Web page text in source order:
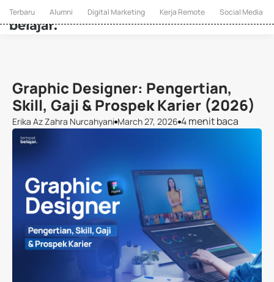
Terbaru Alumni Digital Marketing Kerja Remote Social Media
Graphic Designer: Pengertian,
Skill, Gaji & Prospek Karier (2026)
Erika Az Zahra Nurcahyani March 27, 2026 4 menit baca